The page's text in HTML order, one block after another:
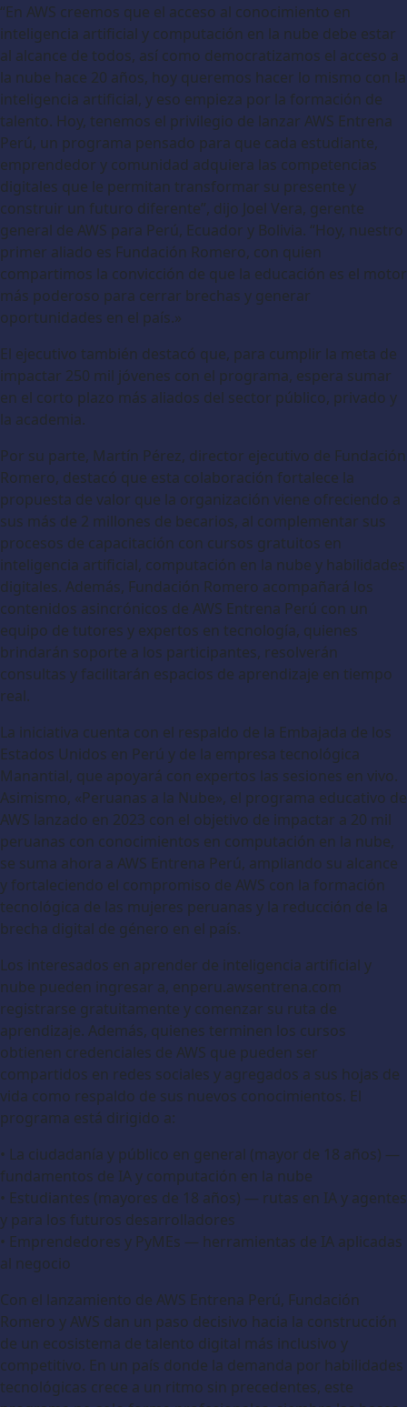
“En AWS creemos que el acceso al conocimiento en
inteligencia artificial y computación en la nube debe estar
al alcance de todos, así como democratizamos el acceso a
la nube hace 20 años, hoy queremos hacer lo mismo con la
inteligencia artificial, y eso empieza por la formación de
talento. Hoy, tenemos el privilegio de lanzar AWS Entrena
Perú, un programa pensado para que cada estudiante,
emprendedor y comunidad adquiera las competencias
digitales que le permitan transformar su presente y
construir un futuro diferente”, dijo Joel Vera, gerente
general de AWS para Perú, Ecuador y Bolivia. “Hoy, nuestro
primer aliado es Fundación Romero, con quien
compartimos la convicción de que la educación es el motor
más poderoso para cerrar brechas y generar
oportunidades en el país.»
El ejecutivo también destacó que, para cumplir la meta de
impactar 250 mil jóvenes con el programa, espera sumar
en el corto plazo más aliados del sector público, privado y
la academia.
Por su parte, Martín Pérez, director ejecutivo de Fundación
Romero, destacó que esta colaboración fortalece la
propuesta de valor que la organización viene ofreciendo a
sus más de 2 millones de becarios, al complementar sus
procesos de capacitación con cursos gratuitos en
inteligencia artificial, computación en la nube y habilidades
digitales. Además, Fundación Romero acompañará los
contenidos asincrónicos de AWS Entrena Perú con un
equipo de tutores y expertos en tecnología, quienes
brindarán soporte a los participantes, resolverán
consultas y facilitarán espacios de aprendizaje en tiempo
real.
La iniciativa cuenta con el respaldo de la Embajada de los
Estados Unidos en Perú y de la empresa tecnológica
Manantial, que apoyará con expertos las sesiones en vivo.
Asimismo, «Peruanas a la Nube», el programa educativo de
AWS lanzado en 2023 con el objetivo de impactar a 20 mil
peruanas con conocimientos en computación en la nube,
se suma ahora a AWS Entrena Perú, ampliando su alcance
y fortaleciendo el compromiso de AWS con la formación
tecnológica de las mujeres peruanas y la reducción de la
brecha digital de género en el país.
Los interesados en aprender de inteligencia artificial y
nube pueden ingresar a, enperu.awsentrena.com
registrarse gratuitamente y comenzar su ruta de
aprendizaje. Además, quienes terminen los cursos
obtienen credenciales de AWS que pueden ser
compartidos en redes sociales y agregados a sus hojas de
vida como respaldo de sus nuevos conocimientos. El
programa está dirigido a:
• La ciudadanía y público en general (mayor de 18 años) —
fundamentos de IA y computación en la nube
• Estudiantes (mayores de 18 años) — rutas en IA y agentes
y para los futuros desarrolladores
• Emprendedores y PyMEs — herramientas de IA aplicadas
al negocio
Con el lanzamiento de AWS Entrena Perú, Fundación
Romero y AWS dan un paso decisivo hacia la construcción
de un ecosistema de talento digital más inclusivo y
competitivo. En un país donde la demanda por habilidades
tecnológicas crece a un ritmo sin precedentes, este